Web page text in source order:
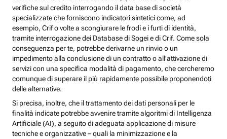
verifiche sul credito interrogando il data base di società
specializzate che forniscono indicatori sintetici come, ad
esempio, Crif o volte a scongiurare le frodi e i furti di identità,
tramite interrogazione dei Database di Sogei e di Crif. Come sola
conseguenza per te, potrebbe derivarne un rinvio o un
impedimento alla conclusione di un contratto o all’attivazione di
servizi con una specifica modalità di pagamento, che cercheremo
comunque di superare il più rapidamente possibile proponendoti
delle alternative.
Si precisa, inoltre, che il trattamento dei dati personali per le
finalità indicate potrebbe avvenire tramite algoritmi di Intelligenza
Artificiale (AI), a seguito di adeguata applicazione di misure
tecniche e organizzative – quali la minimizzazione e la